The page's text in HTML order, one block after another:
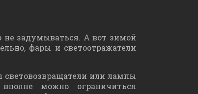
не задумываться. А вот зимой
фары и светоотражатели
или лампы
можно ограничиться